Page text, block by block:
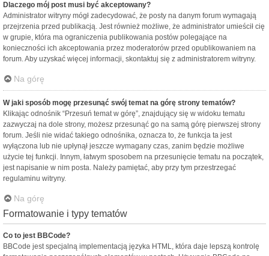
Dlaczego mój post musi być akceptowany?
Administrator witryny mógł zadecydować, że posty na danym forum wymagają
przejrzenia przed publikacją. Jest również możliwe, że administrator umieścił cię
w grupie, która ma ograniczenia publikowania postów polegające na
konieczności ich akceptowania przez moderatorów przed opublikowaniem na
forum. Aby uzyskać więcej informacji, skontaktuj się z administratorem witryny.
Na górę
W jaki sposób mogę przesunąć swój temat na górę strony tematów?
Klikając odnośnik “Przesuń temat w górę”, znajdujący się w widoku tematu
zazwyczaj na dole strony, możesz przesunąć go na samą górę pierwszej strony
forum. Jeśli nie widać takiego odnośnika, oznacza to, że funkcja ta jest
wyłączona lub nie upłynął jeszcze wymagany czas, zanim będzie możliwe
użycie tej funkcji. Innym, łatwym sposobem na przesunięcie tematu na początek,
jest napisanie w nim posta. Należy pamiętać, aby przy tym przestrzegać
regulaminu witryny.
Na górę
Formatowanie i typy tematów
Co to jest BBCode?
BBCode jest specjalną implementacją języka HTML, która daje lepszą kontrolę